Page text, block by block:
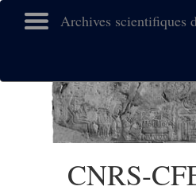
Archives scientifiques
CNRS-